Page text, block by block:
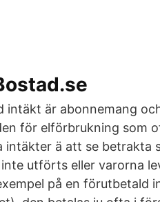
intäkt är abonnemang
för elförbrukning som
intäkter ä att se betrakta
utförts eller varorna
på en förutbetald